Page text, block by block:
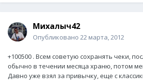
Михалыч42
Опубликовано 22 марта, 2012
+100500 . Всем советую сохранять чеки,
обычно в течении месяца храню, потом
Давно уже взял за привычку, еще с